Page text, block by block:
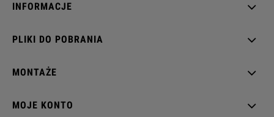
INFORMACJE
PLIKI DO POBRANIA
MONTAŻE
MOJE KONTO